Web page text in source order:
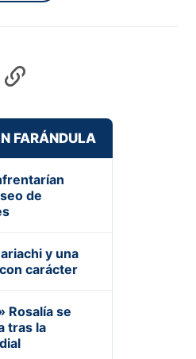
FARÁNDULA
de
y una
carácter
Rosalía se
tras la